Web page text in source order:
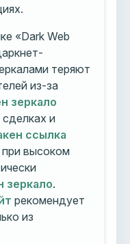
«Dark Web
теряют
из-за
зеркало
и
ссылка
при высоком
зеркало.
рекомендует
из